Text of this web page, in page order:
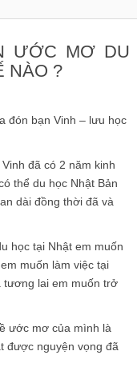
ƯỚC MƠ DU
NÀO ?
đón bạn Vinh – lưu học
đã có 2 năm kinh
thể du học Nhật Bản
dài đồng thời đã và
học tại Nhật em muốn
muốn làm việc tại
tương lai em muốn trở
ước mơ của mình là
được nguyện vọng đã